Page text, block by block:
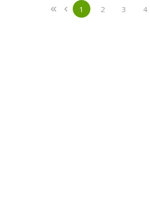
«
First ‹
Previous 1(current)
2 3 4